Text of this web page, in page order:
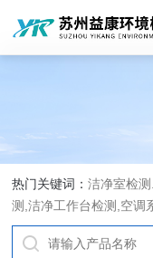
热门关键词：洁净室检
测,洁净工作台检测,空调
测,洁净度检测,洁净室验